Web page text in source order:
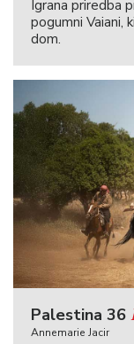
Igrana priredba
pogumni Vaiani,
dom.
Palestina 36
Annemarie Jacir